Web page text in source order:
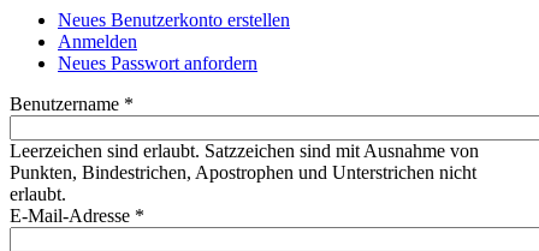
Haupt-Reiter
Neues Benutzerkonto erstellen
Anmelden
Neues Passwort anfordern
Benutzername *
Leerzeichen sind erlaubt. Satzzeichen sind mit Ausnahme von
Punkten, Bindestrichen, Apostrophen und Unterstrichen nicht
erlaubt.
E-Mail-Adresse *